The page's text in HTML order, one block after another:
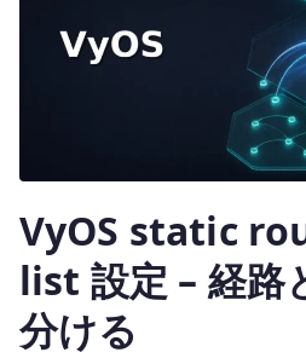
の
VyOS static
list 設定 – 経路
分ける